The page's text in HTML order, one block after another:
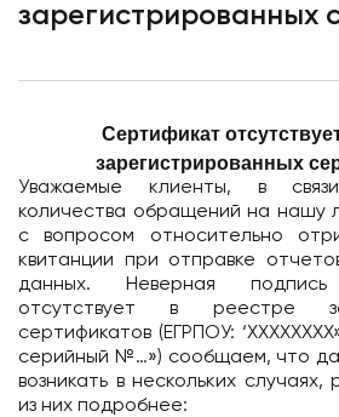
зарегистрированных
Сертификат
зарегистрированных
Уважаемые клиенты, в
количества обращений на нашу
с вопросом относительно
квитанции при отправке
данных. Неверная
отсутствует в реестре
сертификатов (ЕГРПОУ:
серийный №…») сообщаем, что
возникать в нескольких
из них подробнее: